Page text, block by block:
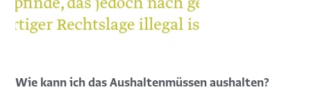
Wie kann ich das ­Aushaltenmüssen aushalten?